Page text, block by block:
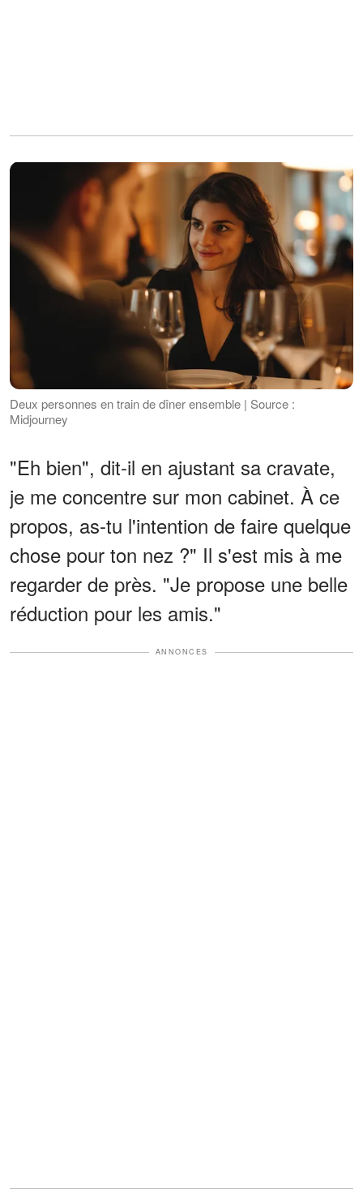
Deux personnes en train de dîner ensemble | Source :
Midjourney
"Eh bien", dit-il en ajustant sa cravate,
je me concentre sur mon cabinet. À ce
propos, as-tu l'intention de faire quelque
chose pour ton nez ?" Il s'est mis à me
regarder de près. "Je propose une belle
réduction pour les amis."
ANNONCES